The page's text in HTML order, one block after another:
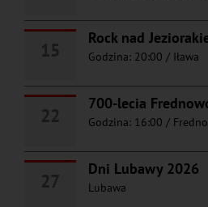
Rock nad
Godzina: 20:00 / Iława
700-lecia
Godzina: 16:00 /
Dni Lubawy 2026
Lubawa